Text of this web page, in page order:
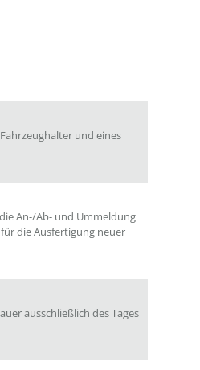
und eines
An-/Ab- und Ummeldung
die Ausfertigung neuer
ausschließlich des Tages